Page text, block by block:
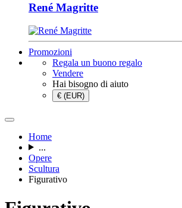
René Magritte
Promozioni
Regala un buono regalo
Vendere
Hai bisogno di aiuto
€ (EUR)
Home
...
Opere
Scultura
Figurativo